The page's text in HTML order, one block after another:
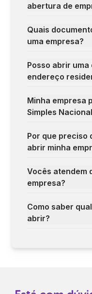
abertura de
Quais
uma empresa?
Posso abrir
endereço
Minha empresa
Simples
Por que preciso
abrir minha
Vocês atendem
empresa?
Como saber
abrir?